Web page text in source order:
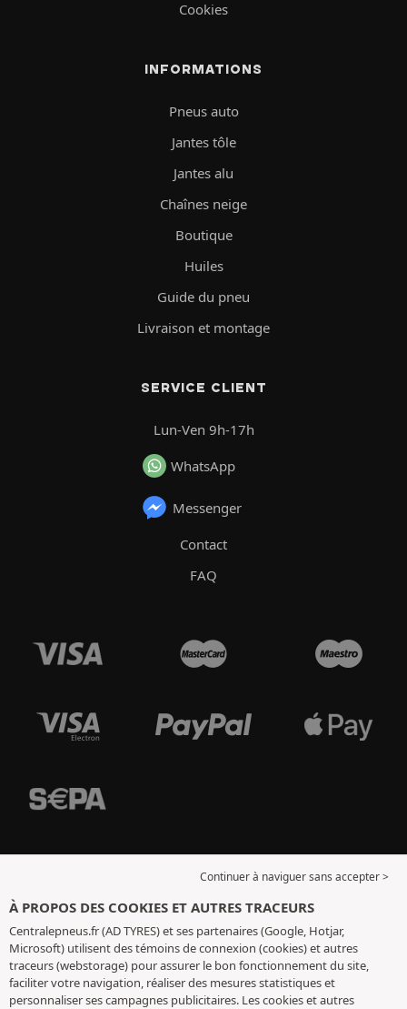
Cookies
INFORMATIONS
Pneus auto
Jantes tôle
Jantes alu
Chaînes neige
Boutique
Huiles
Guide du pneu
Livraison et montage
SERVICE CLIENT
Lun-Ven 9h-17h
WhatsApp
Messenger
Contact
FAQ
Continuer à naviguer sans accepter >
À PROPOS DES COOKIES ET AUTRES TRACEURS
Centralepneus.fr (AD TYRES) et ses partenaires (Google, Hotjar,
Microsoft) utilisent des témoins de connexion (cookies) et autres
traceurs (webstorage) pour assurer le bon fonctionnement du site,
faciliter votre navigation, réaliser des mesures statistiques et
personnaliser ses campagnes publicitaires. Les cookies et autres